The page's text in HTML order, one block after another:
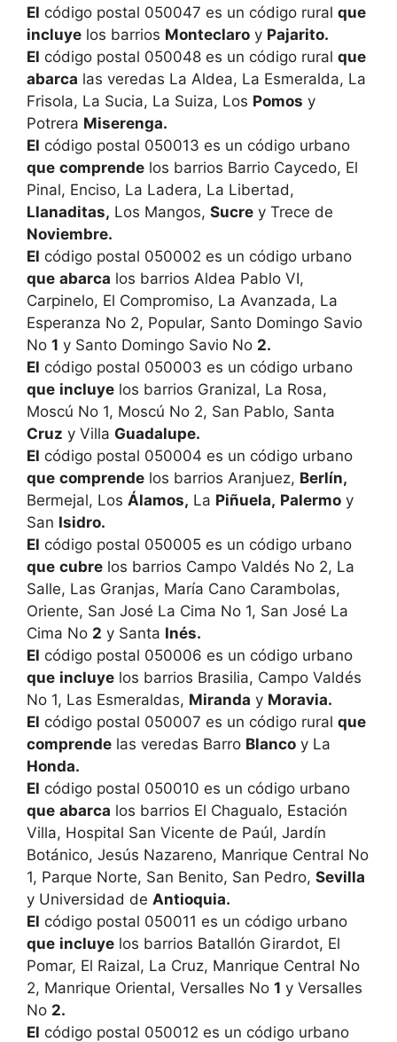
El código postal 050047 es un código rural que
incluye los barrios Monteclaro y Pajarito.
El código postal 050048 es un código rural que
abarca las veredas La Aldea, La Esmeralda, La
Frisola, La Sucia, La Suiza, Los Pomos y
Potrera Miserenga.
El código postal 050013 es un código urbano
que comprende los barrios Barrio Caycedo, El
Pinal, Enciso, La Ladera, La Libertad,
Llanaditas, Los Mangos, Sucre y Trece de
Noviembre.
El código postal 050002 es un código urbano
que abarca los barrios Aldea Pablo VI,
Carpinelo, El Compromiso, La Avanzada, La
Esperanza No 2, Popular, Santo Domingo Savio
No 1 y Santo Domingo Savio No 2.
El código postal 050003 es un código urbano
que incluye los barrios Granizal, La Rosa,
Moscú No 1, Moscú No 2, San Pablo, Santa
Cruz y Villa Guadalupe.
El código postal 050004 es un código urbano
que comprende los barrios Aranjuez, Berlín,
Bermejal, Los Álamos, La Piñuela, Palermo y
San Isidro.
El código postal 050005 es un código urbano
que cubre los barrios Campo Valdés No 2, La
Salle, Las Granjas, María Cano Carambolas,
Oriente, San José La Cima No 1, San José La
Cima No 2 y Santa Inés.
El código postal 050006 es un código urbano
que incluye los barrios Brasilia, Campo Valdés
No 1, Las Esmeraldas, Miranda y Moravia.
El código postal 050007 es un código rural que
comprende las veredas Barro Blanco y La
Honda.
El código postal 050010 es un código urbano
que abarca los barrios El Chagualo, Estación
Villa, Hospital San Vicente de Paúl, Jardín
Botánico, Jesús Nazareno, Manrique Central No
1, Parque Norte, San Benito, San Pedro, Sevilla
y Universidad de Antioquia.
El código postal 050011 es un código urbano
que incluye los barrios Batallón Girardot, El
Pomar, El Raizal, La Cruz, Manrique Central No
2, Manrique Oriental, Versalles No 1 y Versalles
No 2.
El código postal 050012 es un código urbano